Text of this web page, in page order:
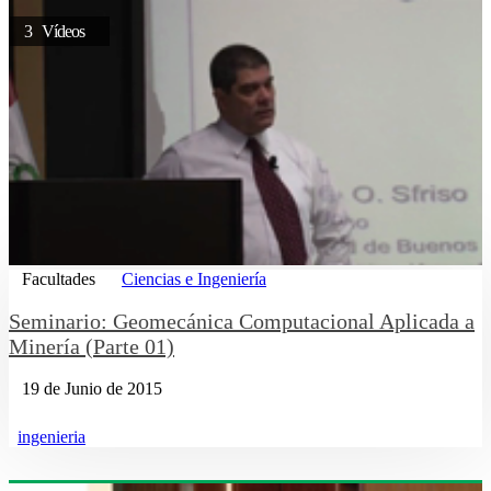
3 Vídeos
Facultades Ciencias e Ingeniería
Seminario: Geomecánica Computacional Aplicada a
Minería (Parte 01)
19 de Junio de 2015
ingenieria